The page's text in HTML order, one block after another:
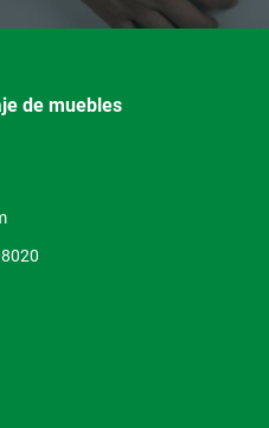
de muebles